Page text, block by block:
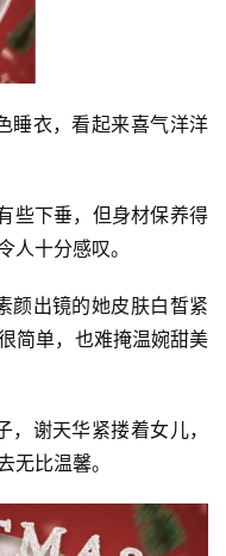
睡衣，看起来喜气洋洋
些下垂，但身材保养得
人十分感叹。
颜出镜的她皮肤白皙紧
简单，也难掩温婉甜美
谢天华紧搂着女儿，
无比温馨。